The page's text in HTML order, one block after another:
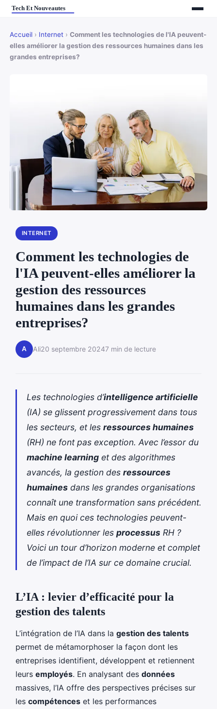
Accueil › Internet › Comment les technologies de l'IA peuvent-
elles améliorer la gestion des ressources humaines dans les
grandes entreprises?
INTERNET
Comment les technologies de
l'IA peuvent-elles améliorer la
gestion des ressources
humaines dans les grandes
entreprises?
A Ali20 septembre 20247 min de lecture
Les technologies d’intelligence artificielle
(IA) se glissent progressivement dans tous
les secteurs, et les ressources humaines
(RH) ne font pas exception. Avec l’essor du
machine learning et des algorithmes
avancés, la gestion des ressources
humaines dans les grandes organisations
connaît une transformation sans précédent.
Mais en quoi ces technologies peuvent-
elles révolutionner les processus RH ?
Voici un tour d’horizon moderne et complet
de l’impact de l’IA sur ce domaine crucial.
L’IA : levier d’efficacité pour la
gestion des talents
L’intégration de l’IA dans la gestion des talents
permet de métamorphoser la façon dont les
entreprises identifient, développent et retiennent
leurs employés. En analysant des données
massives, l’IA offre des perspectives précises sur
les compétences et les performances